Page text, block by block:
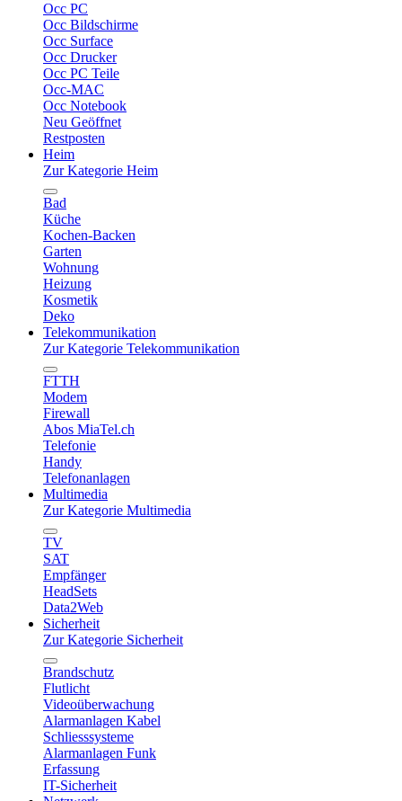
Occ PC
Occ Bildschirme
Occ Surface
Occ Drucker
Occ PC Teile
Occ-MAC
Occ Notebook
Neu Geöffnet
Restposten
Heim
Zur Kategorie Heim
Bad
Küche
Kochen-Backen
Garten
Wohnung
Heizung
Kosmetik
Deko
Telekommunikation
Zur Kategorie Telekommunikation
FTTH
Modem
Firewall
Abos MiaTel.ch
Telefonie
Handy
Telefonanlagen
Multimedia
Zur Kategorie Multimedia
TV
SAT
Empfänger
HeadSets
Data2Web
Sicherheit
Zur Kategorie Sicherheit
Brandschutz
Flutlicht
Videoüberwachung
Alarmanlagen Kabel
Schliesssysteme
Alarmanlagen Funk
Erfassung
IT-Sicherheit